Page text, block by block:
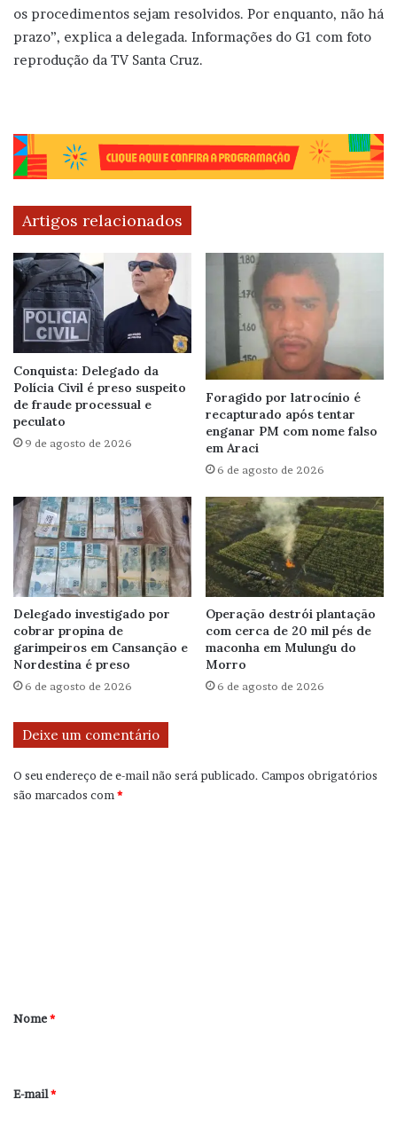
os procedimentos sejam resolvidos. Por enquanto, não há
prazo”, explica a delegada. Informações do G1 com foto
reprodução da TV Santa Cruz.
Artigos relacionados
Conquista: Delegado da
Polícia Civil é preso suspeito
de fraude processual e
peculato
9 de agosto de 2026
Foragido por latrocínio é
recapturado após tentar
enganar PM com nome falso
em Araci
6 de agosto de 2026
Delegado investigado por
cobrar propina de
garimpeiros em Cansanção e
Nordestina é preso
6 de agosto de 2026
Operação destrói plantação
com cerca de 20 mil pés de
maconha em Mulungu do
Morro
6 de agosto de 2026
Deixe um comentário
O seu endereço de e-mail não será publicado. Campos obrigatórios
são marcados com *
r
*
Nome*
E-mail*